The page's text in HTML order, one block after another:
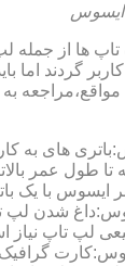
ایسوس
تاپ ها از
گردند
های به کار
تا طول عمر
ایسوس با یک
شدن لپ
لپ تاپ نیاز